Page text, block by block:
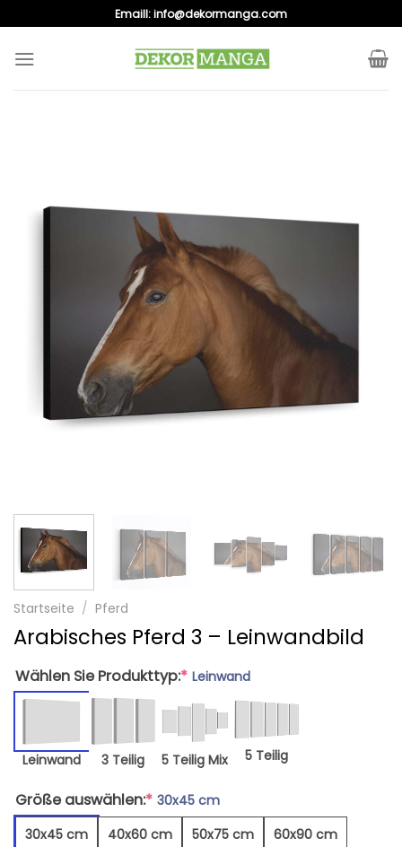
to
content
Emaill:info@dekormanga.com
Startseite / Pferd
Arabisches Pferd 3 – Leinwandbild
Wählen Sie Produkttyp:* Leinwand
Leinwand 3 Teilig 5 Teilig Mix 5 Teilig
Größe auswählen:* 30x45 cm
30x45 cm
40x60 cm 50x75 cm 60x90 cm